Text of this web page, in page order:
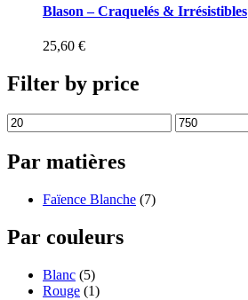
Blason – Craquelés & Irrésistibles
25,60 €
Filter by price
Par matières
Faïence Blanche (7)
Par couleurs
Blanc (5)
Rouge (1)